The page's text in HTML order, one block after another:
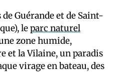
Guérande et de Saint-
leparc naturel
zone humide,
et la Vilaine, un paradis
virage en bateau, des